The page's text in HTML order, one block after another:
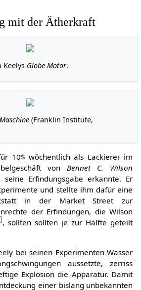
mit der Ätherkraft
Keelys Globe Motor.
(Franklin Institute,
10$ wöchentlich als Lackierer im
von Bennet C. Wilson
Erfindungsgabe erkannte. Er
und stellte ihm dafür eine
in der Market Street zur
der Erfindungen, die Wilson
], sollten sollten je zur Hälfte geteilt
bei seinen Experimenten Wasser
aussetzte, zerriss
Explosion die Apparatur. Damit
einer bislang unbekannten